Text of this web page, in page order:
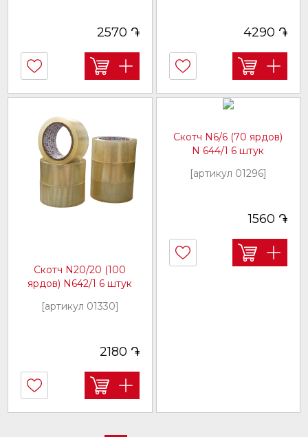
2570 ֏ 4290 ֏
Скотч N20/20 (100
ярдов) N642/1 6 штук
[артикул 01330]
2180 ֏
Скотч N6/6 (70 ярдов)
N 644/1 6 штук
[артикул 01296]
1560 ֏